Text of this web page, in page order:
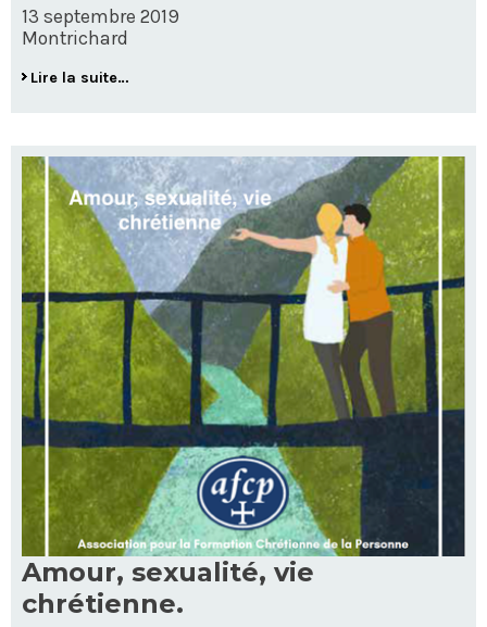
13 septembre 2019
Montrichard
Lire la suite…
Amour, sexualité, vie
chrétienne.